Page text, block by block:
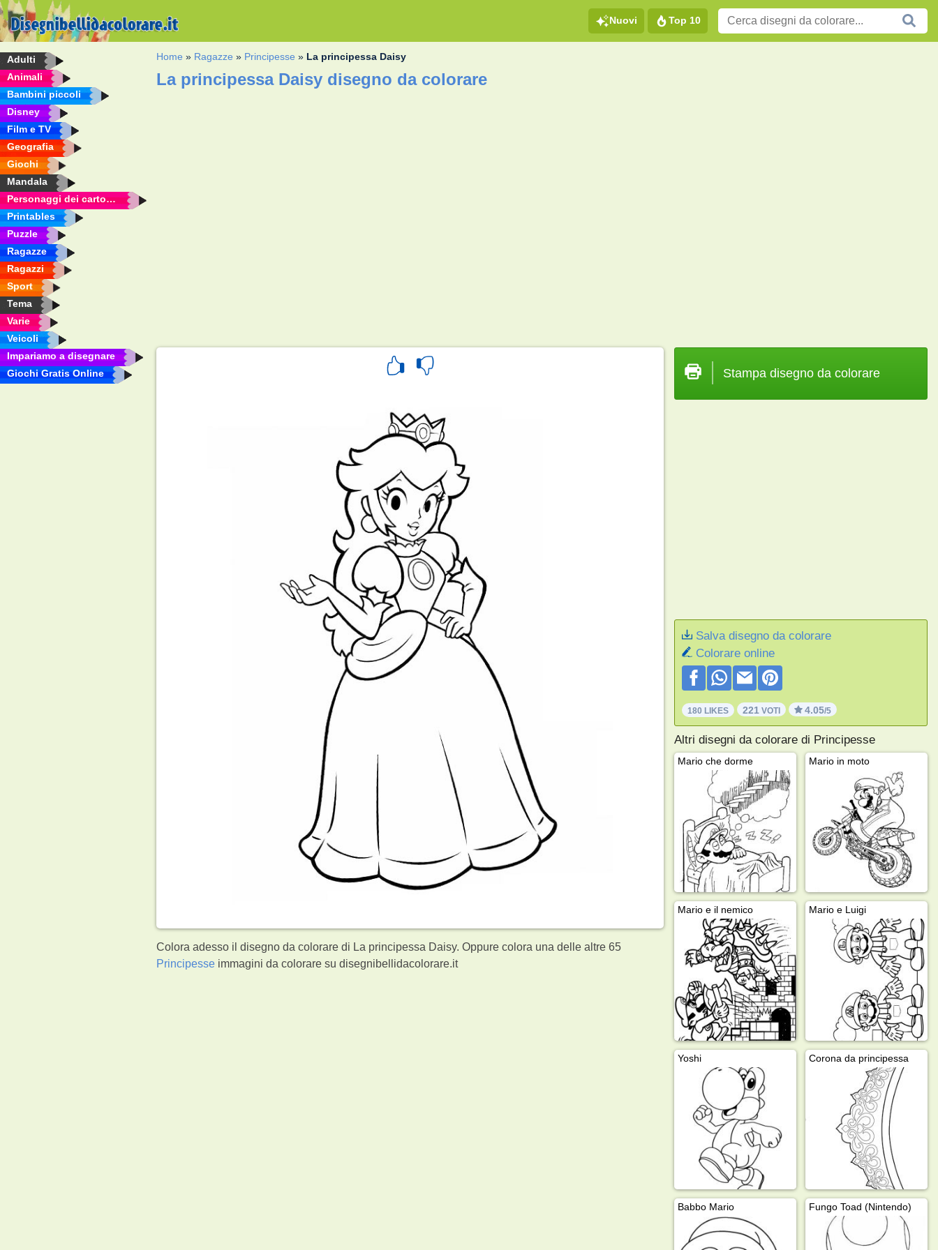
Nuovi Top 10
Adulti
Animali
Bambini piccoli
Disney
Film e TV
Geografia
Giochi
Mandala
Personaggi dei cartoni animati
Printables
Puzzle
Ragazze
Ragazzi
Sport
Tema
Varie
Veicoli
Impariamo a disegnare
Giochi Gratis Online
Home » Ragazze » Principesse » La principessa Daisy
La principessa Daisy disegno da colorare
Colora adesso il disegno da colorare di La principessa Daisy. Oppure colora una delle altre 65
Principesse immagini da colorare su disegnibellidacolorare.it
Stampa disegno da colorare
Salva disegno da colorare
Colorare online
180 LIKES 221 VOTI 4.05/5
Altri disegni da colorare di Principesse
Mario che dorme Mario in moto
Mario e il nemico Mario e Luigi
Yoshi Corona da principessa
Babbo Mario Fungo Toad (Nintendo)